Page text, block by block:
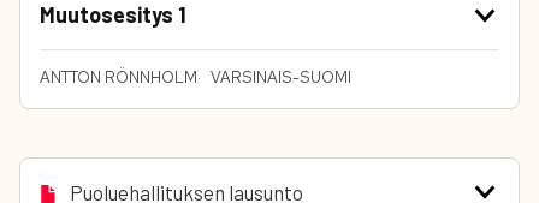
Muutosesitys 1
ANTTON RÖNNHOLM VARSINAIS-SUOMI
Puoluehallituksen lausunto